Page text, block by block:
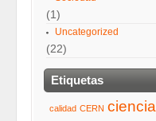
(1)
Uncategorized
(22)
Etiquetas
calidad CERN ciencia